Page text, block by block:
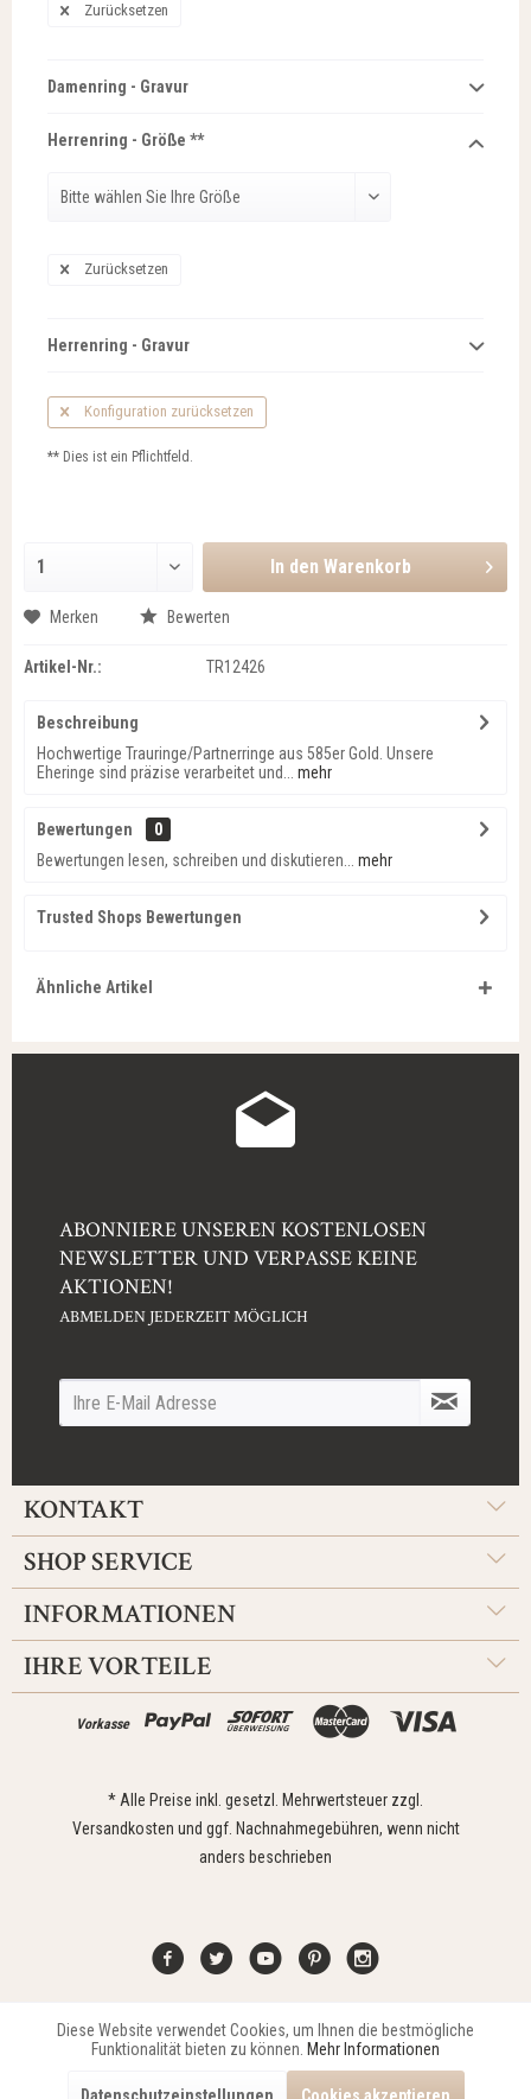
Zurücksetzen
Damenring - Gravur
Herrenring - Größe **
Zurücksetzen
Herrenring - Gravur
Konfiguration zurücksetzen
** Dies ist ein Pflichtfeld.
In den Warenkorb
Merken Bewerten
Artikel-Nr.: TR12426
Beschreibung
Hochwertige Trauringe/Partnerringe aus 585er Gold. Unsere
Eheringe sind präzise verarbeitet und...
mehr
Bewertungen
0
Bewertungen lesen, schreiben und diskutieren...
mehr
Trusted Shops Bewertungen
Ähnliche Artikel
ABONNIERE UNSEREN KOSTENLOSEN
NEWSLETTER UND VERPASSE KEINE
AKTIONEN!
ABMELDEN JEDERZEIT MÖGLICH
KONTAKT
SHOP SERVICE
INFORMATIONEN
IHRE VORTEILE
Vorkasse
* Alle Preise inkl. gesetzl. Mehrwertsteuer zzgl.
Versandkosten und ggf. Nachnahmegebühren, wenn nicht
anders beschrieben
Kontakt Widerrufsrecht Impressum Versand Datenschutz
Funktionale Aktiv
Diese Website verwendet Cookies, um Ihnen die bestmögliche
Funktionalität bieten zu können. Mehr Informationen